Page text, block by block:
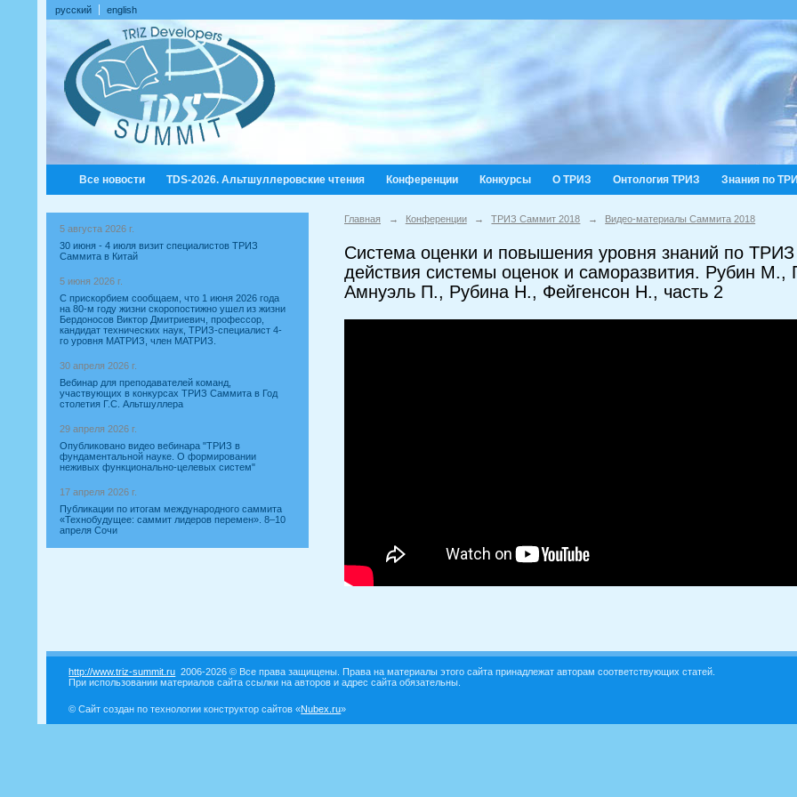
русский english
Все новости TDS-2026. Альтшуллеровские чтения Конференции Конкурсы О ТРИЗ Онтология ТРИЗ Знания по
5 августа 2026 г.
30 июня - 4 июля визит специалистов ТРИЗ
Саммита в Китай
5 июня 2026 г.
С прискорбием сообщаем, что 1 июня 2026 года
на 80-м году жизни скоропостижно ушел из жизни
Бердоносов Виктор Дмитриевич, профессор,
кандидат технических наук, ТРИЗ-специалист 4-
го уровня МАТРИЗ, член МАТРИЗ.
30 апреля 2026 г.
Вебинар для преподавателей команд,
участвующих в конкурсах ТРИЗ Саммита в Год
столетия Г.С. Альтшуллера
29 апреля 2026 г.
Опубликовано видео вебинара "ТРИЗ в
фундаментальной науке. О формировании
неживых функционально-целевых систем"
17 апреля 2026 г.
Публикации по итогам международного саммита
«Технобудущее: саммит лидеров перемен». 8–10
апреля Сочи
Главная → Конференции → ТРИЗ Саммит 2018 → Видео-материалы Саммита 2018
Система оценки и повышения уровня знаний по
действия системы оценок и саморазвития. Рубин
Амнуэль П., Рубина Н., Фейгенсон Н., часть 2
http://www.triz-summit.ru 2006-2026 © Все права защищены. Права на материалы этого сайта принадлежат авторам соответствующих статей.
При использовании материалов сайта ссылки на авторов и адрес сайта обязательны.
© Сайт создан по технологии конструктор сайтов «Nubex.ru»